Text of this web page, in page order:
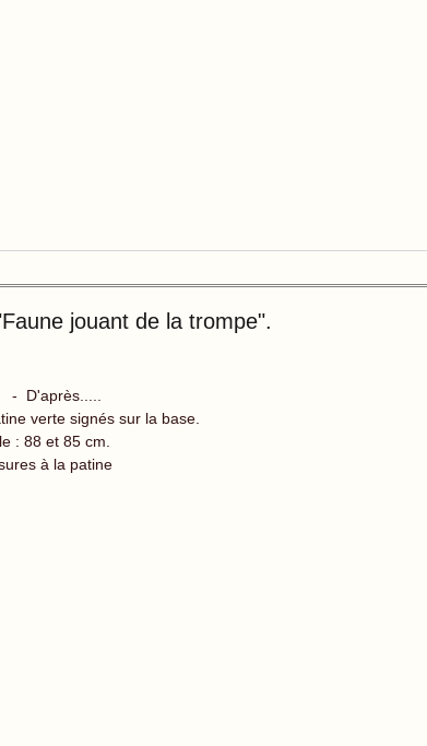
jouant de la trompe".
- D'après.....
verte signés sur la base.
: 88 et 85 cm.
à la patine